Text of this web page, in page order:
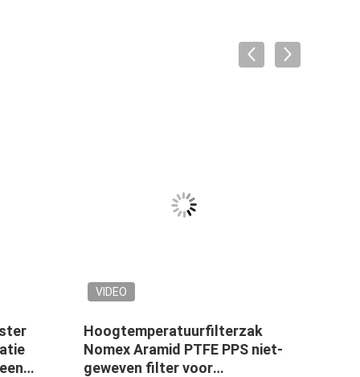
VIDEO
Hoogtemperatuurfilterzak
Nomex Aramid PTFE PPS niet-
geweven filter voor